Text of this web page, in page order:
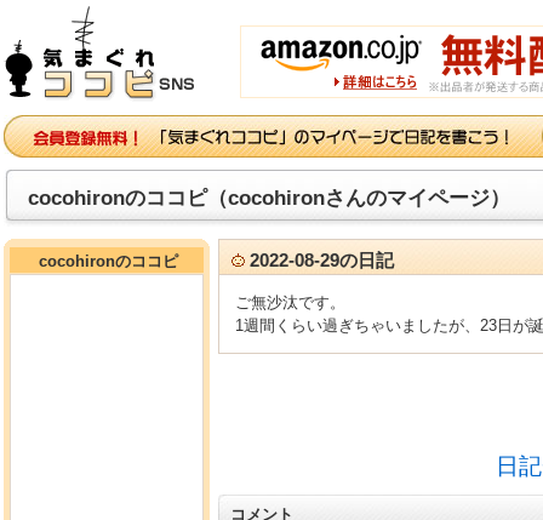
cocohironのココピ（cocohironさんのマイページ）
cocohironのココピ 2022-08-29の日記
ご無沙汰です。
1週間くらい過ぎちゃいましたが、23日が
日
コメント